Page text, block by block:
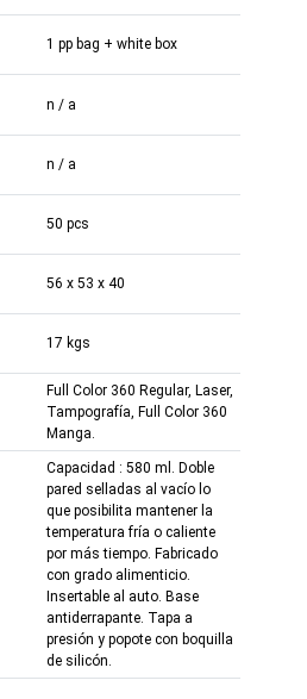
1 pp bag + white box
n / a
n / a
50 pcs
56 x 53 x 40
17 kgs
Full Color 360 Regular, Laser,
Tampografía, Full Color 360
Manga.
Capacidad : 580 ml. Doble
pared selladas al vacío lo
que posibilita mantener la
temperatura fría o caliente
por más tiempo. Fabricado
con grado alimenticio.
Insertable al auto. Base
antiderrapante. Tapa a
presión y popote con boquilla
de silicón.